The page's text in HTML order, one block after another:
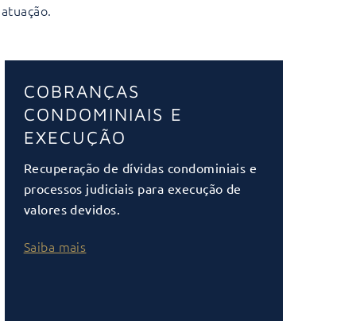
COBRANÇAS
CONDOMINIAIS E
EXECUÇÃO
Recuperação de dívidas condominiais e
processos judiciais para execução de
valores devidos.
Saiba mais